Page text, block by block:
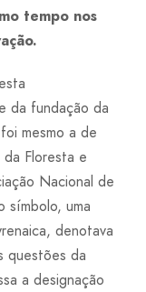
tempo nos
da fundação da
mesmo a de
Floresta e
Nacional de
símbolo, uma
denotava
questões da
a designação